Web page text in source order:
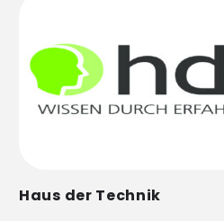
Haus der Technik